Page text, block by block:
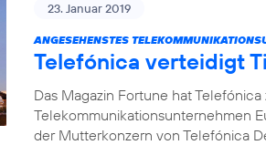
23. Januar 2019
ANGESEHENSTES
Telefónica verteidigt
Das Magazin Fortune hat
Telekommunikationsunternehmen
der Mutterkonzern von Telefónica